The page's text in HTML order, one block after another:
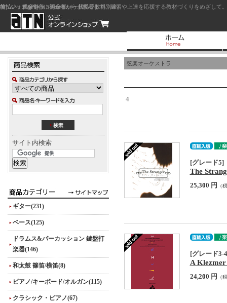
ジャズを中心に初心者から上級者まで、練習や上達を応援する教材づくりをめざし
サイト内検索
ギター(231)
ベース(125)
ドラムス&パーカッション 鍵盤打
楽器(146)
和太鼓 篠笛/横笛(8)
ピアノ/キーボード/オルガン(115)
クラシック・ピアノ(67)
弦楽オーケストラ
4
[グレード5]
The
25,300 円 （
[グレード3-
A
24,200 円 （
前払い：クレジットカード（一括払い）
後払い：代金引換（現金払い・代引手数料別途）
前払い：PayPay